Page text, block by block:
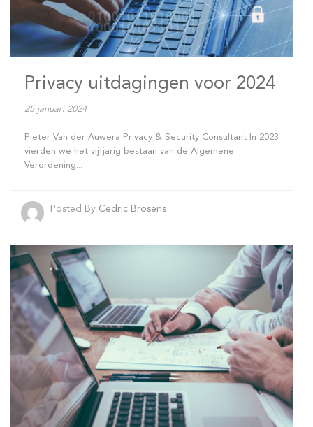
Privacy uitdagingen voor 2024
25 januari 2024
Pieter Van der Auwera Privacy & Security Consultant In 2023
vierden we het vijfjarig bestaan van de Algemene
Verordening...
Posted By Cedric Brosens